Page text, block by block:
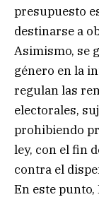
presupuesto
destinarse a
Asimismo, se
género en la
regulan las
electorales,
prohibiendo
ley, con el fin
contra el
En este